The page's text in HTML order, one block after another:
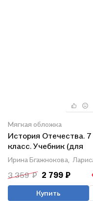
Мягкая обложка
История Отечества. 7
класс. Учебник (для
обучающихся с
интеллектуальными
нарушениями)
Ирина Бгажнокова,
3 359 ₽ 2 799 ₽
Купить